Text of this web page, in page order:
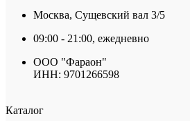
Москва, Сущевский вал 3/5
09:00 - 21:00, ежедневно
ООО "Фараон"
ИНН: 9701266598
Каталог